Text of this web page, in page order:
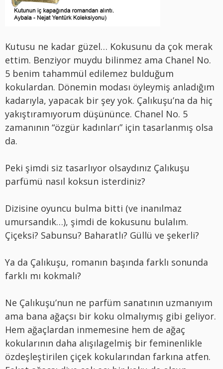
Kutusu ne kadar güzel… Kokusunu da çok merak
ettim. Benziyor muydu bilinmez ama Chanel No.
5 benim tahammül edilemez bulduğum
kokulardan. Dönemin modası öyleymiş anladığım
kadarıyla, yapacak bir şey yok. Çalıkuşu’na da hiç
yakıştıramıyorum düşününce. Chanel No. 5
zamanının “özgür kadınları” için tasarlanmış olsa
da.
Peki şimdi siz tasarlıyor olsaydınız Çalıkuşu
parfümü nasıl koksun isterdiniz?
Dizisine oyuncu bulma bitti (ve inanılmaz
umursandık…), şimdi de kokusunu bulalım.
Çiçeksi? Sabunsu? Baharatlı? Güllü ve şekerli?
Ya da Çalıkuşu, romanın başında farklı sonunda
farklı mı kokmalı?
Ne Çalıkuşu’nun ne parfüm sanatının uzmanıyım
ama bana ağaçsı bir koku olmalıymış gibi geliyor.
Hem ağaçlardan inmemesine hem de ağaç
kokularının daha alışılagelmiş bir feminenlikle
özdeşleştirilen çiçek kokularından farkına atfen.